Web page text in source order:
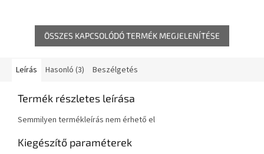
ÖSSZES KAPCSOLÓDÓ TERMÉK MEGJELENÍTÉSE
Leírás Hasonló (3) Beszélgetés
Termék részletes leírása
Semmilyen termékleírás nem érhető el
Kiegészítő paraméterek